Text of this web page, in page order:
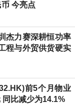
今亮点
杰力赛深耕恒功率
程与外贸供货硬实
前5个月物业
比减少为14.1%